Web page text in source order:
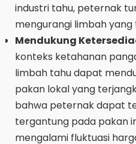
industri tahu, peternak
mengurangi limbah
Mendukung
konteks ketahanan
limbah tahu dapat
pakan lokal yang
bahwa peternak dapat
tergantung pada pakan
mengalami fluktuasi